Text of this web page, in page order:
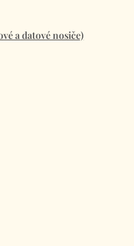
a datové nosiče)